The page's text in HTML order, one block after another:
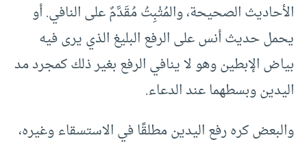
الأحاديث الصحيحة، والمُثْبِتُ مُقَدَّمٌ على النافي. أو
يحمل حديث أنس على الرفع البليغ الذي يرى فيه
بياض الإبطين وهو لا ينافي الرفع بغير ذلك كمجرد مد
اليدين وبسطهما عند الدعاء.
والبعض كره رفع اليدين مطلقًا في الاستسقاء وغيره،